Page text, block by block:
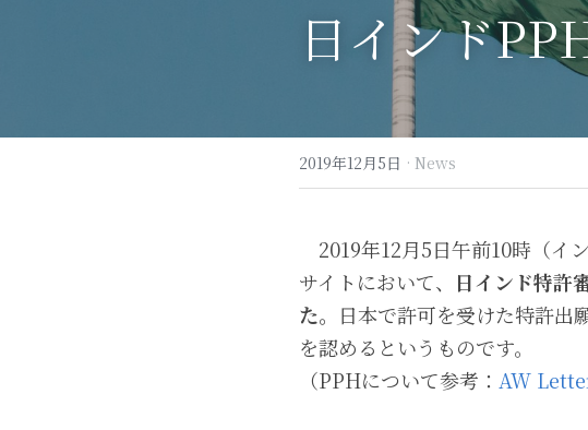
日インド
2019年12月5日 · News
2019年12月5日午前10時（イ
サイトにおいて、
日インド特許
た。 日本で許可を受けた特許出
を認めるというものです。
（PPHについて参考： AW